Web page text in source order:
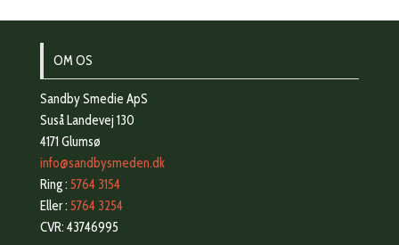
OM OS
Sandby Smedie ApS
Suså Landevej 130
4171 Glumsø
info@sandbysmeden.dk
Ring : 5764 3154
Eller : 5764 3254
CVR: 43746995